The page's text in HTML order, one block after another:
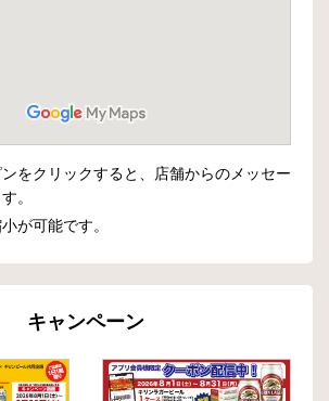
をクリックすると、店舗からのメッセー
。
が可能です。
キャンペーン